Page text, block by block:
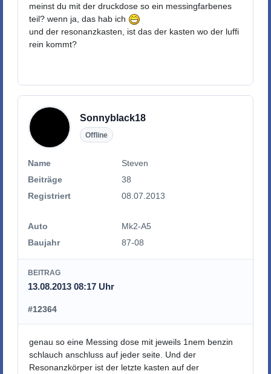
meinst du mit der druckdose so ein messingfarbenes
teil? wenn ja, das hab ich
und der resonanzkasten, ist das der kasten wo der luffi
rein kommt?
Sonnyblack18
Offline
Name
Steven
Beiträge
38
Registriert
08.07.2013
Auto
Mk2-A5
Baujahr
87-08
BEITRAG
13.08.2013 08:17 Uhr
#12364
genau so eine Messing dose mit jeweils 1nem benzin
schlauch anschluss auf jeder seite. Und der
Resonanzkörper ist der letzte kasten auf der